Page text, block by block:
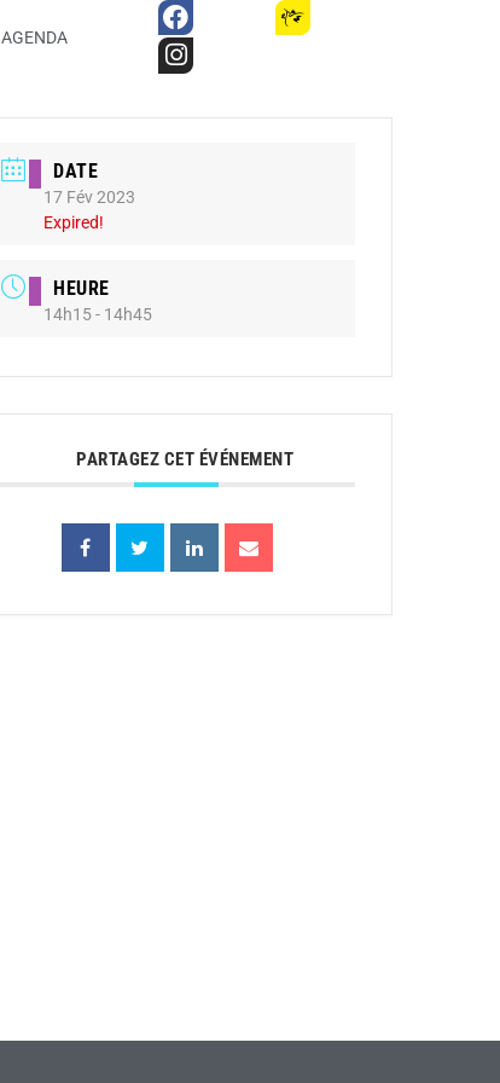
AGENDA
DATE
17 Fév 2023
Expired!
HEURE
14h15 - 14h45
PARTAGEZ CET ÉVÉNEMENT